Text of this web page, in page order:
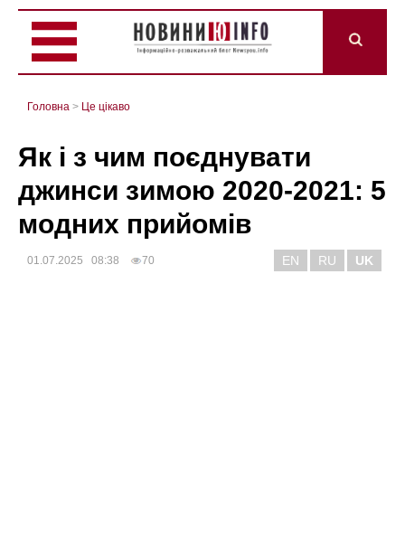
Головна > Це цікаво
Як і з чим поєднувати
джинси зимою 2020-2021: 5
модних прийомів
01.07.2025 08:38 70 EN RU UK